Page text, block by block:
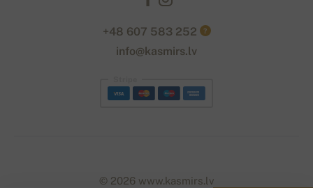
+48 607 583 252 ?
info@kasmirs.lv
© 2026 www.kasmirs.lv